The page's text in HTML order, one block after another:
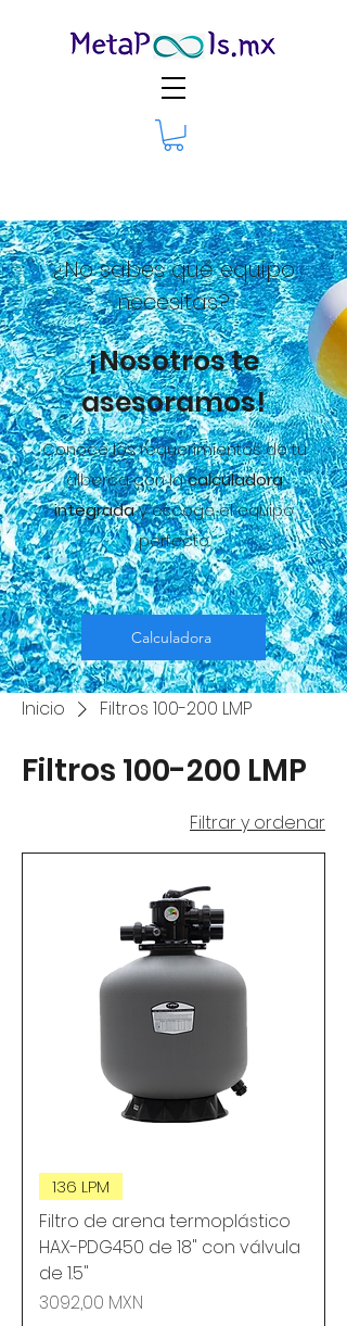
¿No sabes qué equipo
necesitas?
¡Nosotros te
asesoramos!
Conoce los requerimientos de tu
alberca con lacalculadora
integraday escoge el equipo
perfecto.
Calculadora
Inicio Filtros 100-200 LMP
Filtros 100-200 LMP
Filtrar y ordenar
136 LPM
Filtro de arena termoplástico
HAX-PDG450 de 18" con válvula
de 1.5"
Precio
3092,00 MXN